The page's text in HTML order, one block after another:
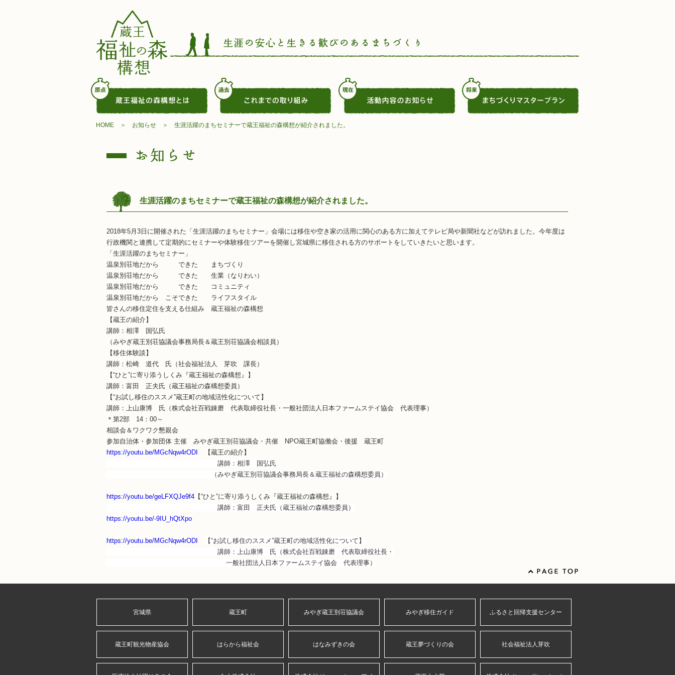
HOME お知らせ 生涯活躍のまちセミナーで蔵王福祉の森構想が紹介されました。
生涯活躍のまちセミナーで蔵王福祉の森構想が紹介されました。
2018年5月3日に開催された「生涯活躍のまちセミナー」会場には移住や空き家の活用に関心のある方に加えてテレビ局や新聞社などが訪れました。今年度は
行政機関と連携して定期的にセミナーや体験移住ツアーを開催し宮城県に移住される方のサポートをしていきたいと思います。
「生涯活躍のまちセミナー」
温泉別荘地だから できた まちづくり
温泉別荘地だから できた 生業（なりわい）
温泉別荘地だから できた コミュニティ
温泉別荘地だから こそできた ライフスタイル
皆さんの移住定住を支える仕組み 蔵王福祉の森構想
【蔵王の紹介】
講師：相澤 国弘氏
（みやぎ蔵王別荘協議会事務局長＆蔵王別荘協議会相談員）
【移住体験談】
講師：松崎 道代 氏（社会福祉法人 芽吹 課長）
【“ひと”に寄り添うしくみ『蔵王福祉の森構想』】
講師：富田 正夫氏（蔵王福祉の森構想委員）
【“お試し移住のススメ”蔵王町の地域活性化について】
講師：上山康博 氏（株式会社百戦錬磨 代表取締役社長・一般社団法人日本ファームステイ協会 代表理事）
＊第2部 14：00～
相談会＆ワクワク懇親会
参加自治体・参加団体 主催 みやぎ蔵王別荘協議会・共催 NPO蔵王町協働会・後援 蔵王町
https://youtu.be/MGcNqw4rODI
【蔵王の紹介】
講師：相澤 国弘氏
（みやぎ蔵王別荘協議会事務局長＆蔵王福祉の森構想委員）
https://youtu.be/geLFXQJe9f4 【“ひと”に寄り添うしくみ『蔵王福祉の森構想』】
講師：富田 正夫氏（蔵王福祉の森構想委員）
https://youtu.be/-9IU_hQtXpo
https://youtu.be/MGcNqw4rODI
【“お試し移住のススメ”蔵王町の地域活性化について】
講師：上山康博 氏（株式会社百戦錬磨 代表取締役社長・
一般社団法人日本ファームステイ協会 代表理事）
宮城県 蔵王町 みやぎ蔵王別荘協議会 みやぎ移住ガイド ふるさと回帰支援センター
蔵王町観光物産協会 はらから福祉会 はなみずきの会 蔵王夢づくりの会 社会福祉法人芽吹